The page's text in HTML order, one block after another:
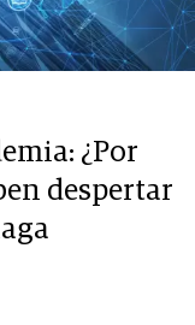
¿Por
despertar